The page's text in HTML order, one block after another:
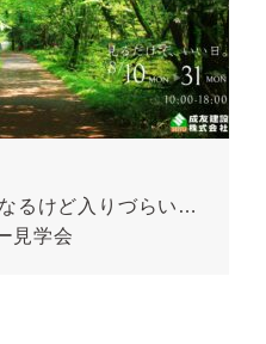
るけど入りづらい…
見学会